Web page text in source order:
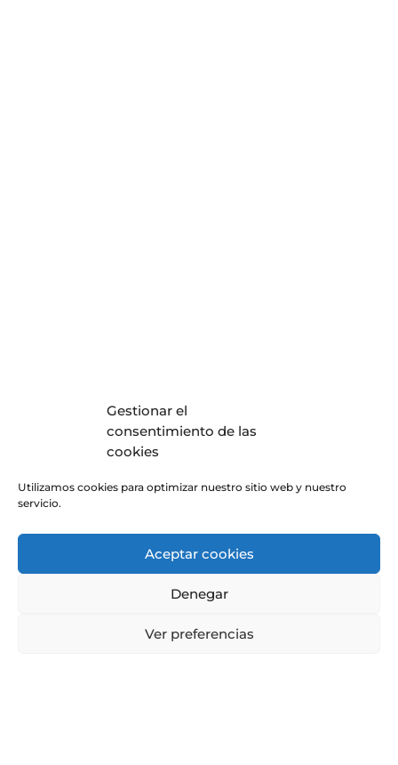
Gestionar el
consentimiento de las
cookies
Utilizamos cookies para optimizar nuestro sitio web y nuestro
servicio.
Aceptar cookies
Denegar
Ver preferencias